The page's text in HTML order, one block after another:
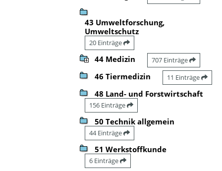
43 Umweltforschung,
Umweltschutz
20 Einträge
44 Medizin 707 Einträge
46 Tiermedizin 11 Einträge
48 Land- und Forstwirtschaft
156 Einträge
50 Technik allgemein
44 Einträge
51 Werkstoffkunde
6 Einträge